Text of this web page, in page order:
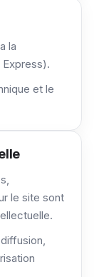
la
et le
le site sont